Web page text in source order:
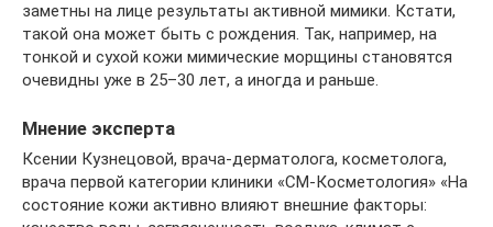
заметны на лице результаты активной мимики. Кстати,
такой она может быть с рождения. Так, например, на
тонкой и сухой кожи мимические морщины становятся
очевидны уже в 25–30 лет, а иногда и раньше.
Мнение эксперта
Ксении Кузнецовой, врача-дерматолога, косметолога,
врача первой категории клиники «СМ-Косметология» «На
состояние кожи активно влияют внешние факторы: